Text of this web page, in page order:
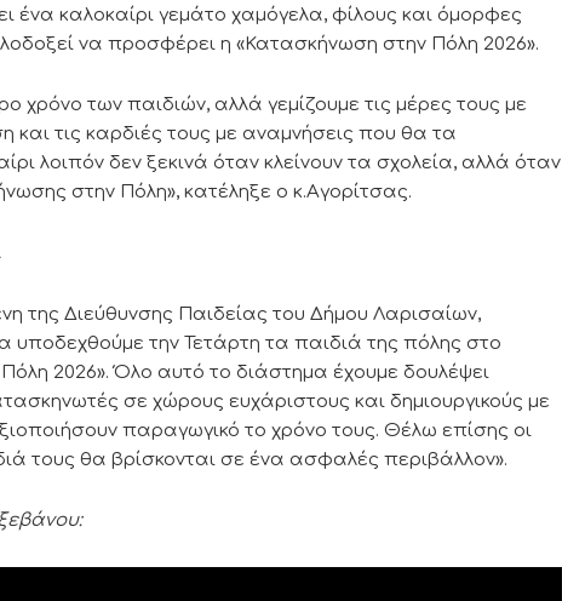
ένα καλοκαίρι γεμάτο χαμόγελα, φίλους και όμορφες
να προσφέρει η «Κατασκήνωση στην Πόλη 2026».
χρόνο των παιδιών, αλλά γεμίζουμε τις μέρες τους με
και τις καρδιές τους με αναμνήσεις που θα τα
λοιπόν δεν ξεκινά όταν κλείνουν τα σχολεία, αλλά όταν
στην Πόλη», κατέληξε ο κ.Αγορίτσας.
της Διεύθυνσης Παιδείας του Δήμου Λαρισαίων,
υποδεχθούμε την Τετάρτη τα παιδιά της πόλης στο
2026». Όλο αυτό το διάστημα έχουμε δουλέψει
σε χώρους ευχάριστους και δημιουργικούς με
παραγωγικό το χρόνο τους. Θέλω επίσης οι
τους θα βρίσκονται σε ένα ασφαλές περιβάλλον».